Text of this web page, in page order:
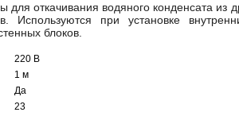
откачивания водяного конденсата из
Используются при установке
блоков.
220 В
1 м
Да
23